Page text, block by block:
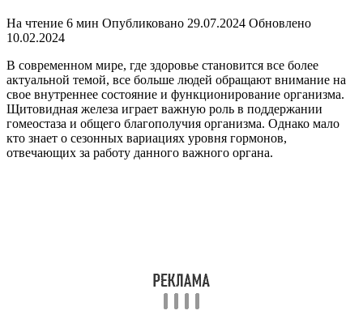
На чтение 6 мин Опубликовано 29.07.2024 Обновлено
10.02.2024
В современном мире, где здоровье становится все более
актуальной темой, все больше людей обращают внимание на
свое внутреннее состояние и функционирование организма.
Щитовидная железа играет важную роль в поддержании
гомеостаза и общего благополучия организма. Однако мало
кто знает о сезонных вариациях уровня гормонов,
отвечающих за работу данного важного органа.